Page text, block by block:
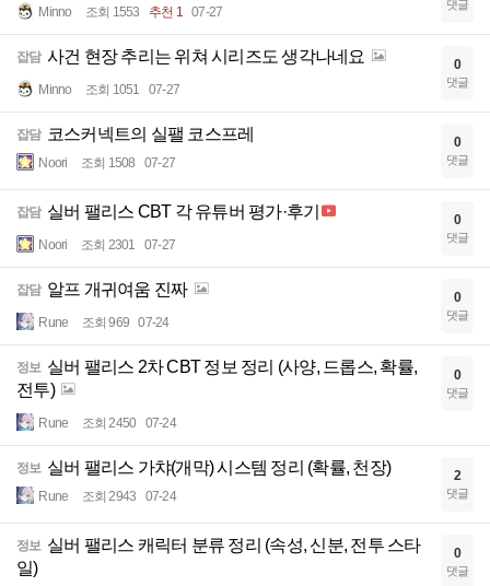
Minno 조회 1553 추천 1 07-27 댓글
잡담 사건 현장 추리는 위쳐 시리즈도 생각나네요
Minno 조회 1051 07-27
0
댓글
잡담 코스커넥트의 실팰 코스프레
Noori 조회 1508 07-27
0
댓글
잡담 실버 팰리스 CBT 각 유튜버 평가·후기
Noori 조회 2301 07-27
0
댓글
잡담 알프 개귀여움 진짜
Rune 조회 969 07-24
0
댓글
정보 실버 팰리스 2차 CBT 정보 정리 (사양, 드롭스, 확률,
전투)
Rune 조회 2450 07-24
0
댓글
정보 실버 팰리스 가챠(개막) 시스템 정리 (확률, 천장)
Rune 조회 2943 07-24
2
댓글
정보 실버 팰리스 캐릭터 분류 정리 (속성, 신분, 전투 스타
일)
0
댓글